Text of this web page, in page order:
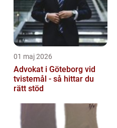
01 maj 2026
Advokat i Göteborg vid
tvistemål - så hittar du
rätt stöd